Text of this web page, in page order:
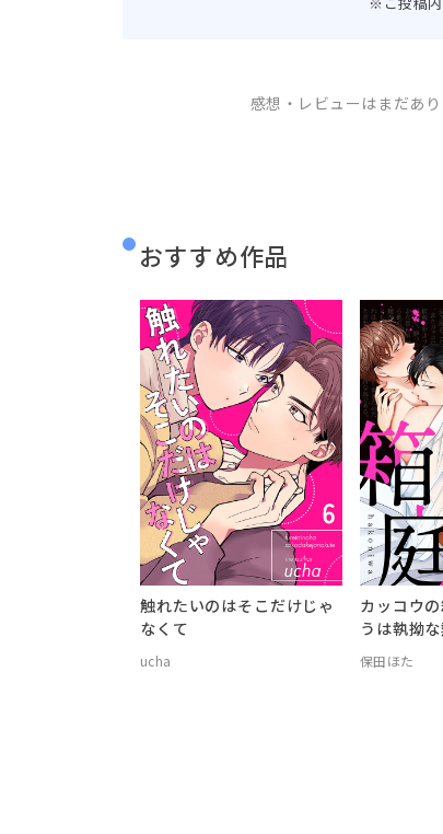
感想・レビューはまだあり
おすすめ作品
触れたいのはそこだけじゃ
なくて
ucha
カッコウ
うは執拗
保田ほた